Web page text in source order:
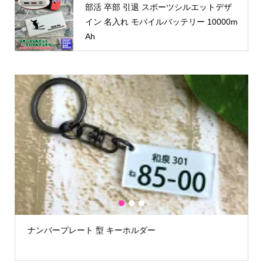
部活 卒部 引退 スポーツシルエットデザ
イン 名入れ モバイルバッテリー 10000m
Ah
ナンバープレート 型 キーホルダー
1 2 3